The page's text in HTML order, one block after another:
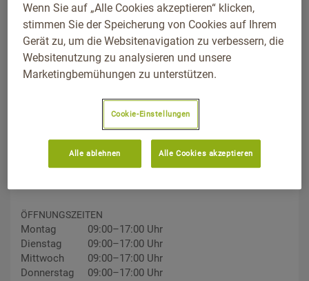
Siemensstraße 1, 85055, Ingolstadt, Bayern
Wegbeschreibung
ÖFFNUNGSZEITEN
Montag
09:00–17:00 Uhr
Dienstag
09:00–17:00 Uhr
Mittwoch
09:00–17:00 Uhr
Donnerstag
09:00–17:00 Uhr
Wenn Sie auf „Alle Cookies akzeptieren“ klicken,
stimmen Sie der Speicherung von Cookies auf Ihrem
Gerät zu, um die Websitenavigation zu verbessern, die
Websitenutzung zu analysieren und unsere
Marketingbemühungen zu unterstützen.
Cookie-Einstellungen
Alle ablehnen Alle Cookies akzeptieren